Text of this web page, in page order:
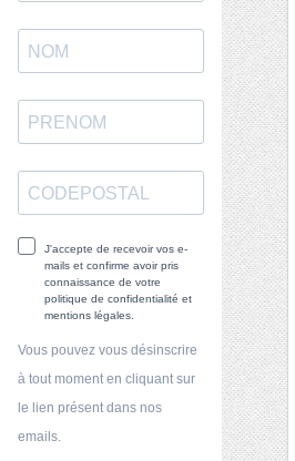
J'accepte de recevoir vos e-
mails et confirme avoir pris
connaissance de votre
politique de confidentialité et
mentions légales.
Vous pouvez vous désinscrire
à tout moment en cliquant sur
le lien présent dans nos
emails.